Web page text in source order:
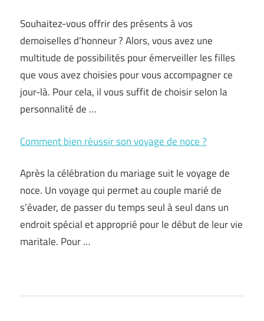
Souhaitez-vous offrir des présents à vos
demoiselles d’honneur ? Alors, vous avez une
multitude de possibilités pour émerveiller les filles
que vous avez choisies pour vous accompagner ce
jour-là. Pour cela, il vous suffit de choisir selon la
personnalité de …
Comment bien réussir son voyage de noce ?
Après la célébration du mariage suit le voyage de
noce. Un voyage qui permet au couple marié de
s’évader, de passer du temps seul à seul dans un
endroit spécial et approprié pour le début de leur vie
maritale. Pour …